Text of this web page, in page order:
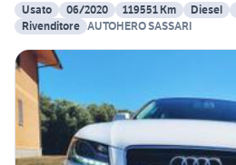
Usato
06/2020 119551 Km Diesel
Rivenditore AUTOHERO SASSARI